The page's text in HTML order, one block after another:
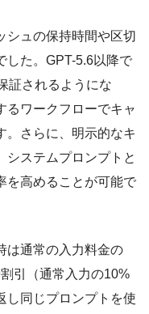
シュの保持時間や区切
した。GPT-5.6以降で
証されるようにな
るワークフローでキャ
。さらに、明示的なキ
システムプロンプトと
を高めることが可能で
は通常の入力料金の
引（通常入力の10%
し同じプロンプトを使